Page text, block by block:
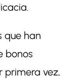
que han
bonos
primera vez,